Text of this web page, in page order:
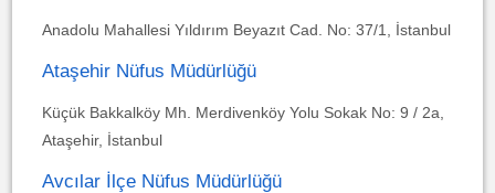
Anadolu Mahallesi Yıldırım Beyazıt Cad. No: 37/1, İstanbul
Ataşehir Nüfus Müdürlüğü
Küçük Bakkalköy Mh. Merdivenköy Yolu Sokak No: 9 / 2a,
Ataşehir, İstanbul
Avcılar İlçe Nüfus Müdürlüğü